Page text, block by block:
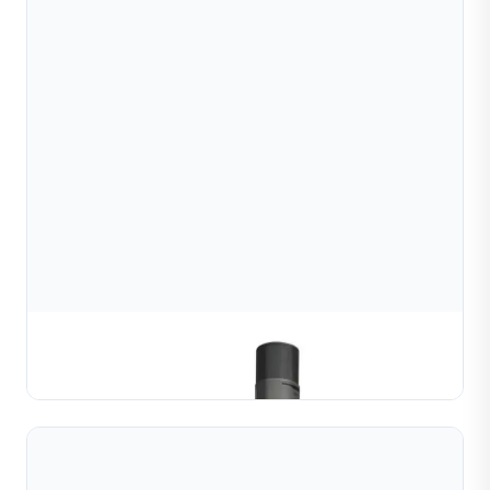
Máy CNC vòng tay trang sức